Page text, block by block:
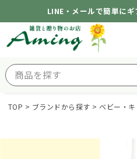
LINE・メールで簡単にギ
TOP ブランドから探す ベビー・